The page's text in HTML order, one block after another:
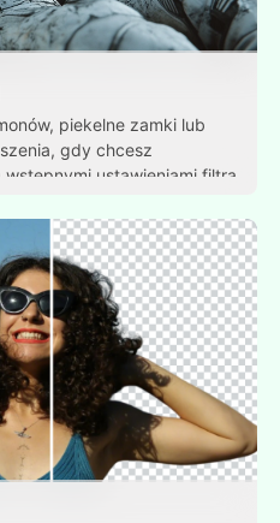
piekelne zamki lub
gdy chcesz
ustawieniami filtra.